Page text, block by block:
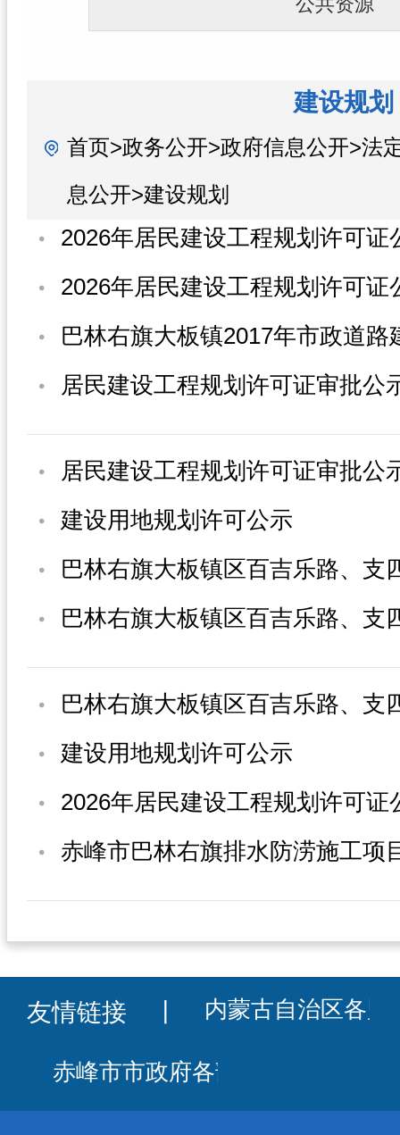
建设规划
首页>政务公开>政府信息公开>法
息公开>建设规划
2026年居民建设工程规划许可证
2026年居民建设工程规划许可证
居民建设工程规划许可证审批公
居民建设工程规划许可证审批公
建设用地规划许可公示
建设用地规划许可公示
2026年居民建设工程规划许可证
友情链接